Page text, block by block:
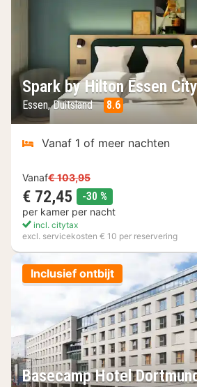
Spark by Hilton Essen
Essen, Duitsland 8.6
Vanaf 1 of meer nachten
Vanaf€ 103,95
€ 72,45 -30 %
per kamer per nacht
incl. citytax
excl. servicekosten € 10 per reservering
Inclusief ontbijt
Basecamp Hotel